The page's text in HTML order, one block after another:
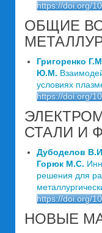
https://doi.org/
ОБЩИЕ
Григоренко
Ю.М.
условиях
https://doi.org/
СТАЛИ И
Дубоделов
Горюк М.С.
решения для
https://doi.org/
НОВЫЕ